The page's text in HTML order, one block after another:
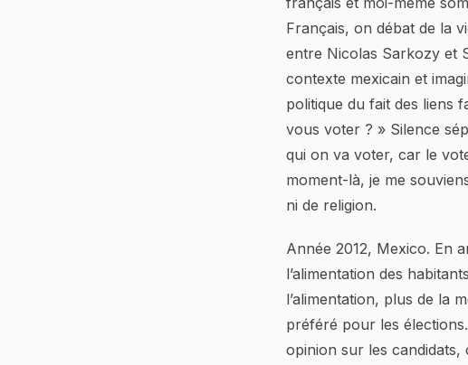
Français, on débat de la
entre Nicolas Sarkozy et
contexte mexicain et
politique du fait des liens
vous voter ? » Silence
qui on va voter, car le
moment-là, je me
ni de religion.
Année 2012, Mexico. En
l’alimentation des
l’alimentation, plus de la
préféré pour les
opinion sur les candidats,